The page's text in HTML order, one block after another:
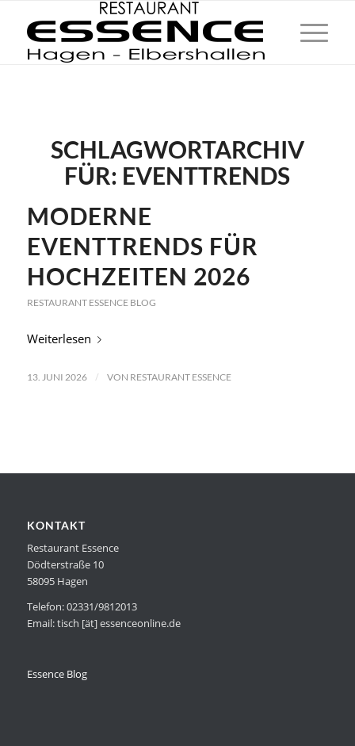
SCHLAGWORTARCHIV
FÜR: EVENTTRENDS
MODERNE
EVENTTRENDS FÜR
HOCHZEITEN 2026
RESTAURANT ESSENCE BLOG
Weiterlesen
13. JUNI 2026 / VON RESTAURANT ESSENCE
KONTAKT
Restaurant Essence
Dödterstraße 10
58095 Hagen
Telefon: 02331/9812013
Email: tisch [ät] essenceonline.de
Essence Blog